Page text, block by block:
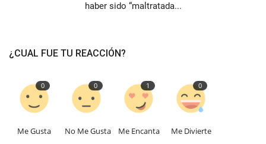
haber sido “maltratada...
¿CUAL FUE TU REACCIÓN?
0
Me Gusta
0
No Me Gusta
1
Me Encanta
0
Me Divierte